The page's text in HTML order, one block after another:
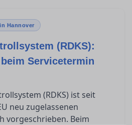
Hannover
(RDKS):
Servicetermin
(RDKS) ist seit
neu zugelassenen
vorgeschrieben. Beim